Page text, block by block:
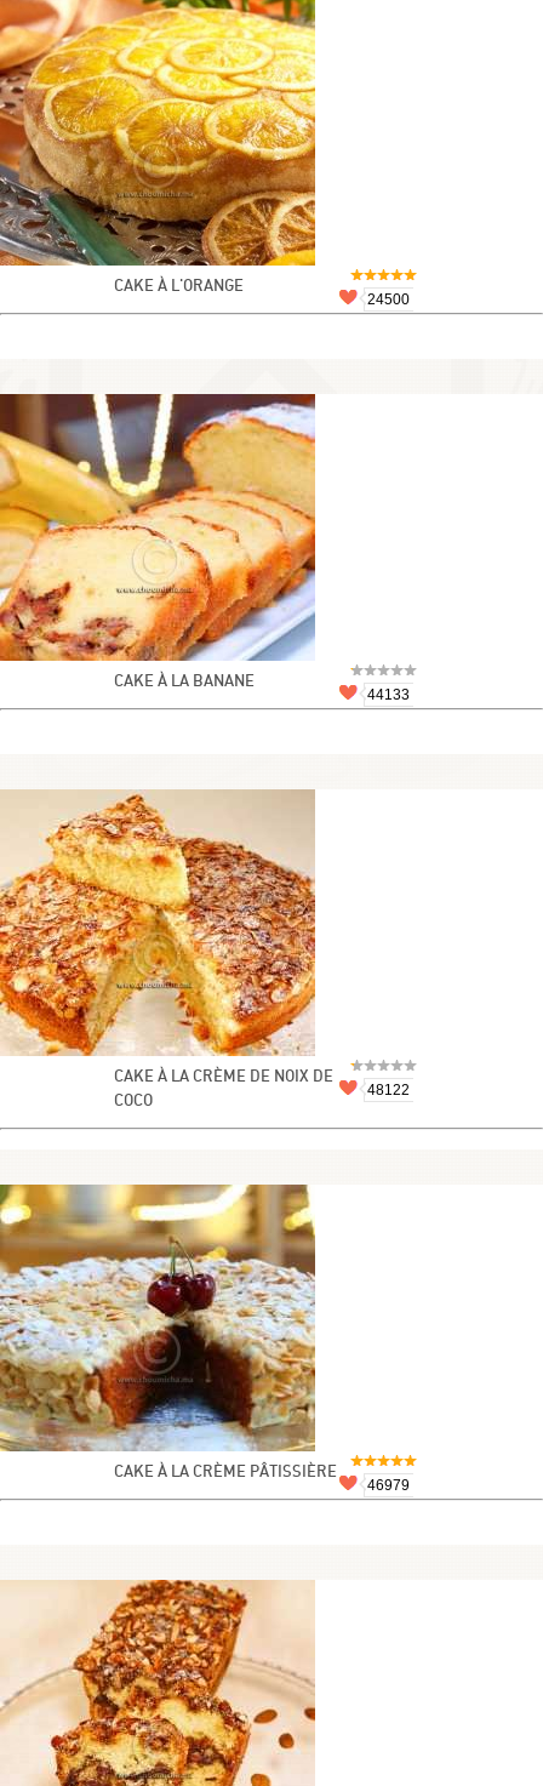
CAKE À L'ORANGE
24500
CAKE À LA BANANE
44133
CAKE À LA CRÈME DE NOIX DE
COCO
48122
CAKE À LA CRÈME PÂTISSIÈRE
46979